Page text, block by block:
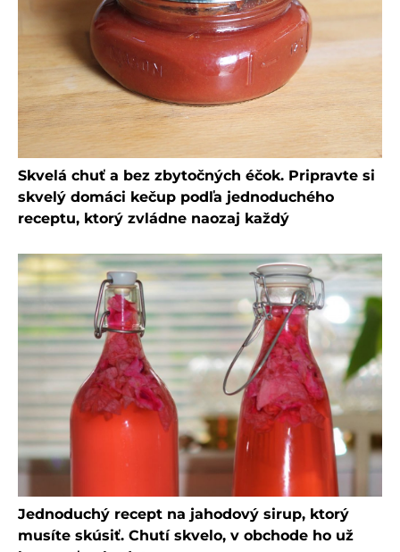
Skvelá chuť a bez zbytočných éčok. Pripravte si
skvelý domáci kečup podľa jednoduchého
receptu, ktorý zvládne naozaj každý
Jednoduchý recept na jahodový sirup, ktorý
musíte skúsiť. Chutí skvelo, v obchode ho už